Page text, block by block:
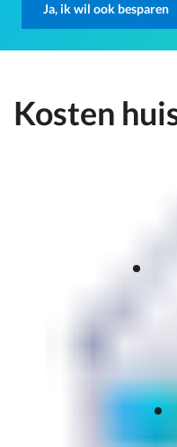
Ja, ik wil ook besparen
Kosten